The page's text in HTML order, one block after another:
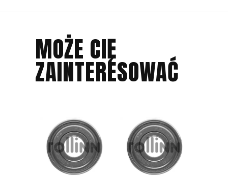
MOŻE CIĘ
ZAINTERESOWAĆ